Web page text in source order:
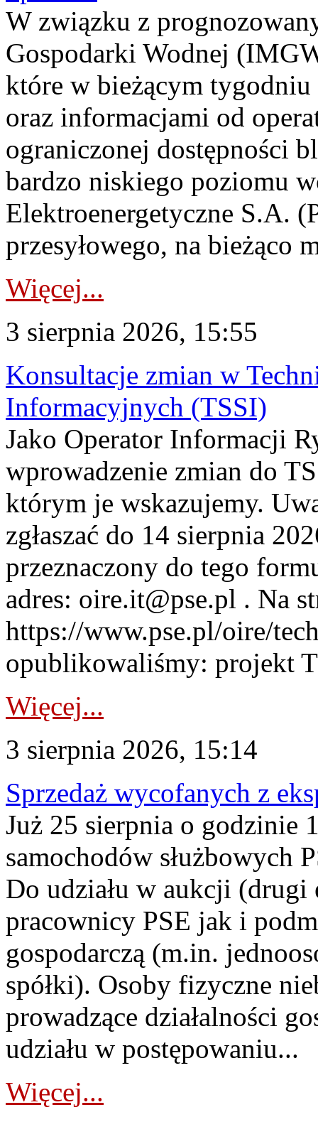
W związku z
Gospodarki Wodnej
które w bieżącym tygodniu
oraz informacjami od
ograniczonej dostępności
bardzo niskiego poziomu
Elektroenergetyczne S.A.
przesyłowego, na bieżąco
Więcej...
3 sierpnia 2026, 15:55
Konsultacje zmian w
Informacyjnych (TSSI)
Jako Operator Informacji
wprowadzenie zmian do
którym je wskazujemy.
zgłaszać do 14 sierpnia
przeznaczony do tego
adres: oire.it@pse.pl . Na
https://www.pse.pl/oire/
opublikowaliśmy: projekt
Więcej...
3 sierpnia 2026, 15:14
Sprzedaż wycofanych z
Już 25 sierpnia o godzinie
samochodów służbowych
Do udziału w aukcji (drugi
pracownicy PSE jak i
gospodarczą (m.in.
spółki). Osoby fizyczne
prowadzące działalności
udziału w postępowaniu...
Więcej...